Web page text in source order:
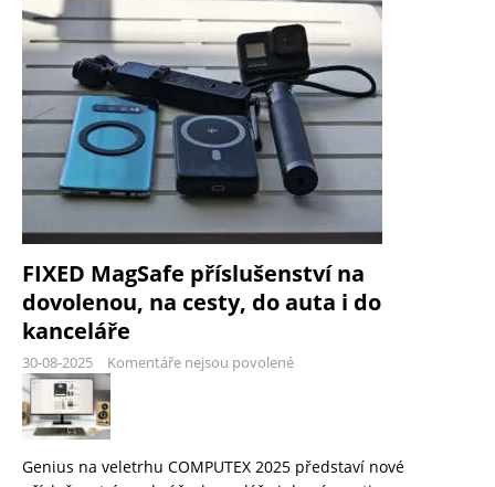
FIXED MagSafe příslušenství na
dovolenou, na cesty, do auta i do
kanceláře
30-08-2025 Komentáře nejsou povolené
Genius na veletrhu COMPUTEX 2025 představí nové